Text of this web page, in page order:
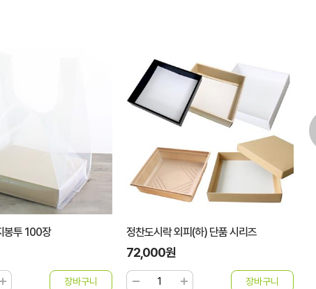
(하) 단품 시리즈 정찬도시락 뚜껑 단품 시리즈
51,000원